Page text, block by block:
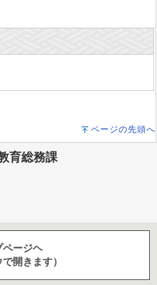
ページの先頭へ
育総務課
ページヘ
開きます）